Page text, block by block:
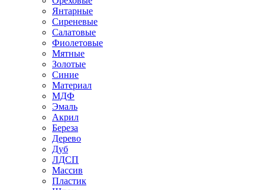
Янтарные
Сиреневые
Салатовые
Фиолетовые
Мятные
Золотые
Синие
Материал
МДФ
Эмаль
Акрил
Береза
Дерево
Дуб
ЛДСП
Массив
Пластик